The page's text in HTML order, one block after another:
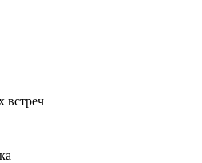
встреч